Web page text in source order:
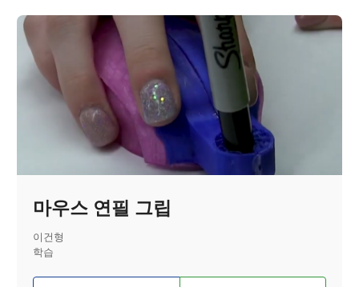
마우스 연필 그립
이건형
학습